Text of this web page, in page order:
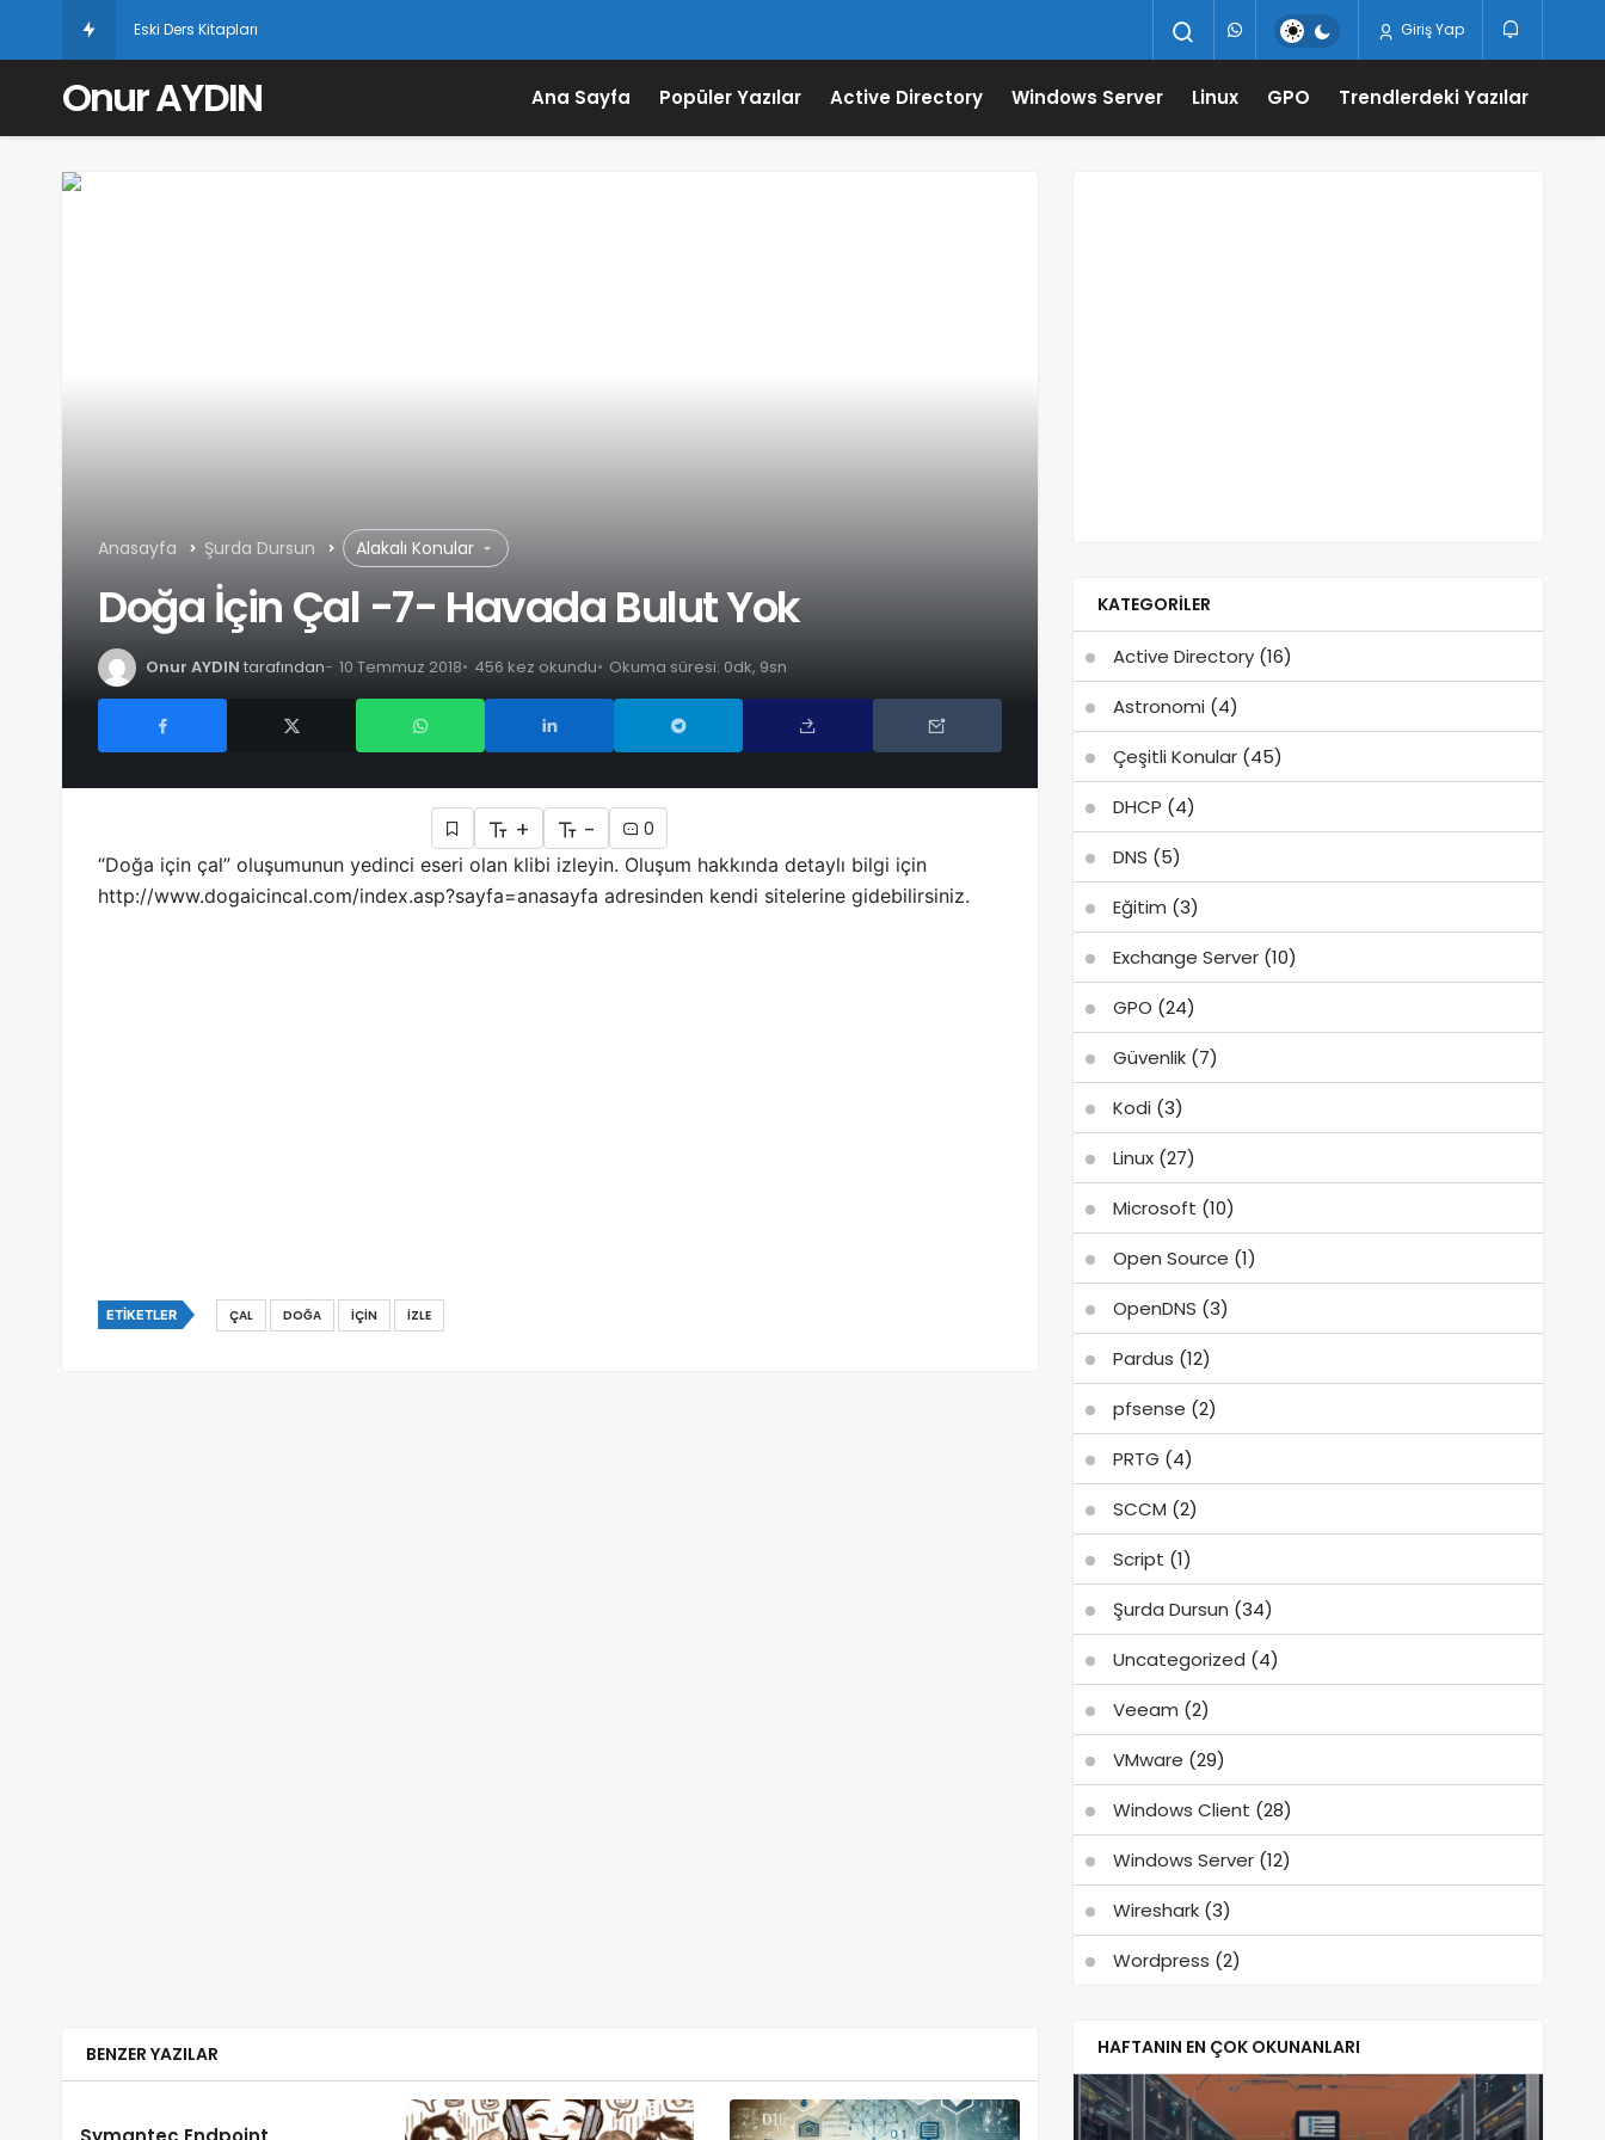
Eski Ders Kitapları Giriş Yap
Onur AYDIN Ana Sayfa Popüler Yazılar Active Directory Windows Server Linux GPO Trendlerdeki Yazılar
Anasayfa Şurda Dursun Alakalı Konular
Doğa İçin Çal -7- Havada Bulut Yok
Onur AYDIN tarafından 10 Temmuz 2018 456 kez okundu Okuma süresi: 0dk, 9sn
+ -
0
“Doğa için çal” oluşumunun yedinci eseri olan klibi izleyin. Oluşum hakkında detaylı bilgi için
http://www.dogaicincal.com/index.asp?sayfa=anasayfa adresinden kendi sitelerine gidebilirsiniz.
ETIKETLER ÇAL DOĞA IÇIN IZLE
BENZER YAZILAR
KATEGORILER
Active Directory(16)
Astronomi (4)
Çeşitli Konular(45)
DHCP (4)
DNS (5)
Eğitim (3)
Exchange Server(10)
GPO (24)
Güvenlik(7)
Kodi (3)
Linux(27)
Microsoft (10)
Open Source (1)
OpenDNS (3)
Pardus (12)
pfsense (2)
PRTG (4)
SCCM (2)
Script (1)
Şurda Dursun (34)
Uncategorized (4)
Veeam (2)
VMware (29)
Windows Client (28)
Windows Server(12)
Wireshark(3)
Wordpress (2)
HAFTANIN EN ÇOK OKUNANLARI